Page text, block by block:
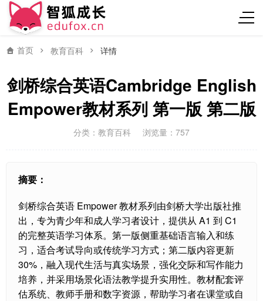
首页 教育百科 详情
剑桥综合英语Cambridge English
Empower教材系列 第一版 第二版
分类： 教育百科 浏览量：757
摘要：
剑桥综合英语 Empower 教材系列由剑桥大学出版社推
出，专为青少年和成人学习者设计，提供从 A1 到 C1
的完整英语学习体系。第一版侧重基础语言输入和练
习，适合考试导向或传统学习方式；第二版内容更新
30%，融入现代生活与真实场景，强化交际和写作能力
培养，并采用场景化语法教学提升实用性。教材配套评
估系统、教师手册和数字资源，帮助学习者在课堂或自